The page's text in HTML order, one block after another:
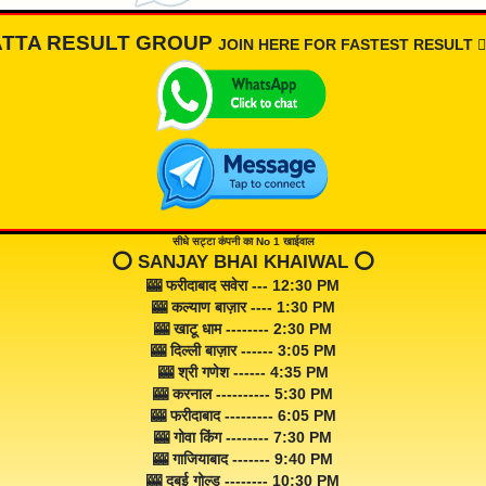
RESULT GROUP JOIN HERE FOR FASTEST RESULT
सीधे सट्टा कंपनी का No 1 खाईवाल
⭕️ SANJAY BHAI KHAIWAL ⭕️
🎰 फरीदाबाद सवेरा --- 12:30 PM
🎰 कल्याण बाज़ार ---- 1:30 PM
🎰 खाटू धाम -------- 2:30 PM
🎰 दिल्ली बाज़ार ------ 3:05 PM
🎰 श्री गणेश ------ 4:35 PM
🎰 करनाल ---------- 5:30 PM
🎰 फरीदाबाद --------- 6:05 PM
🎰 गोवा किंग -------- 7:30 PM
🎰 गाजियाबाद ------- 9:40 PM
🎰 दुबई गोल्ड -------- 10:30 PM